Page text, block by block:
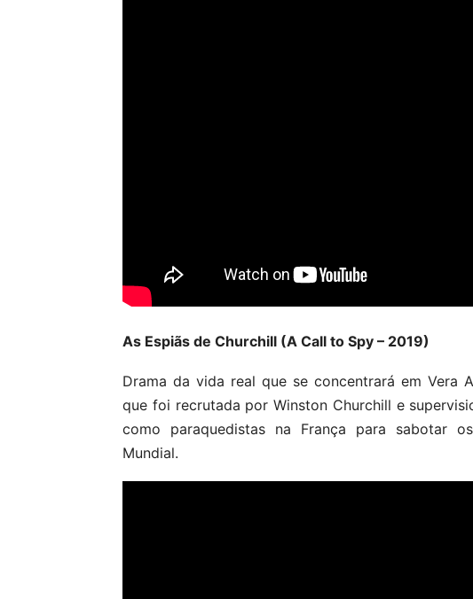
As Espiãs de Churchill (A Call to Spy – 2019)
Drama da vida real que se concentrará em Vera
que foi recrutada por Winston Churchill e
como paraquedistas na França para sabotar
Mundial.